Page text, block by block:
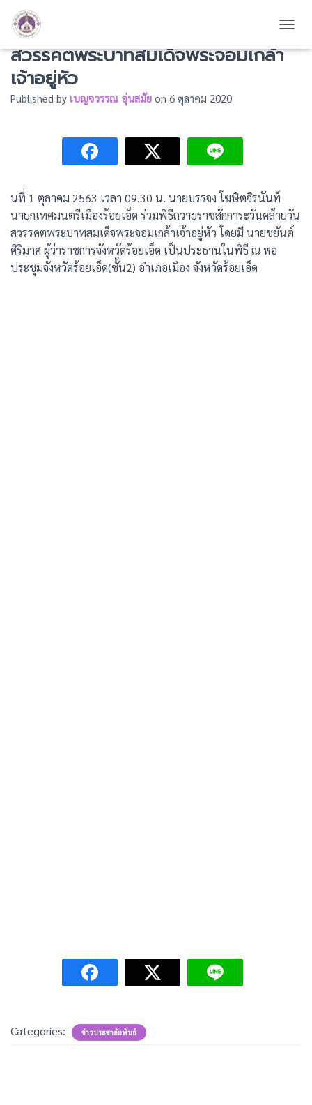
ร่วมพิธีถวายราชสักการะวันคล้ายวัน
สวรรคตพระบาทสมเด็จพระจอมเกล้า
เจ้าอยู่หัว
Published by เบญจวรรณ อุ่นสมัย on 6 ตุลาคม 2020
นที่ 1 ตุลาคม 2563 เวลา 09.30 น. นายบรรจง โฆษิตจิรนันท์
นายกเทศมนตรีเมืองร้อยเอ็ด ร่วมพิธีถวายราชสักการะวันคล้ายวัน
สวรรคตพระบาทสมเด็จพระจอมเกล้าเจ้าอยู่หัว โดยมี นายชยันต์
ศิริมาศ ผู้ว่าราชการจังหวัดร้อยเอ็ด เป็นประธานในพิธี ณ หอ
ประชุมจังหวัดร้อยเอ็ด(ชั้น2) อำเภอเมือง จังหวัดร้อยเอ็ด
Categories: ข่าวประชาสัมพันธ์